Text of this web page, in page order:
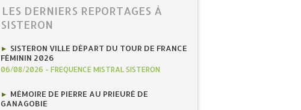
LES DERNIERS REPORTAGES À
SISTERON
SISTERON VILLE DÉPART DU TOUR DE FRANCE
FÉMININ 2026
06/08/2026 - FREQUENCE MISTRAL SISTERON
MÉMOIRE DE PIERRE AU PRIEURÉ DE
GANAGOBIE